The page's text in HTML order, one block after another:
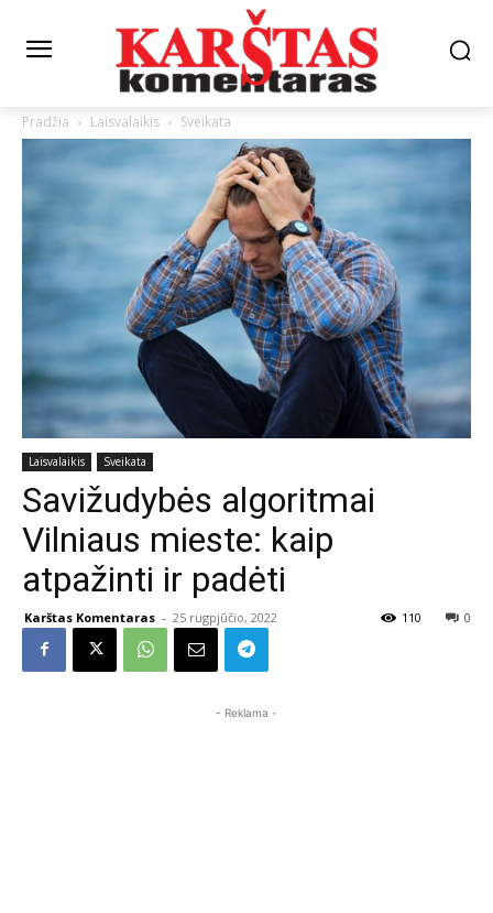
Pradžia Laisvalaikis Sveikata
Laisvalaikis Sveikata
Savižudybės algoritmai
Vilniaus mieste: kaip
atpažinti ir padėti
Karštas Komentaras - 25 rugpjūčio, 2022 0
110
- Reklama -